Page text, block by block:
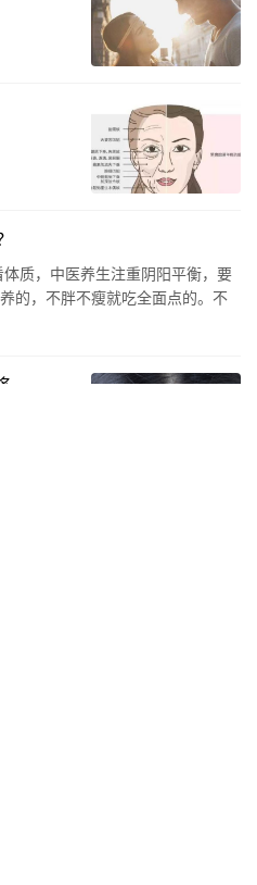
质，中医养生注重阴阳平衡，要
的，不胖不瘦就吃全面点的。不
，大脑这样器官也是用进废退。